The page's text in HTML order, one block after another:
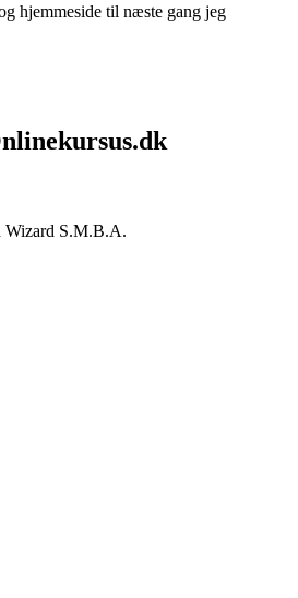
hjemmeside til næste gang jeg
Wizard S.M.B.A.